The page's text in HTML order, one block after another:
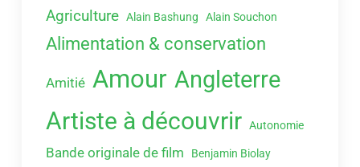
Agriculture Alain Bashung Alain Souchon
Alimentation & conservation
Amitié Amour Angleterre
Artiste à découvrir Autonomie
Bande originale de film Benjamin Biolay